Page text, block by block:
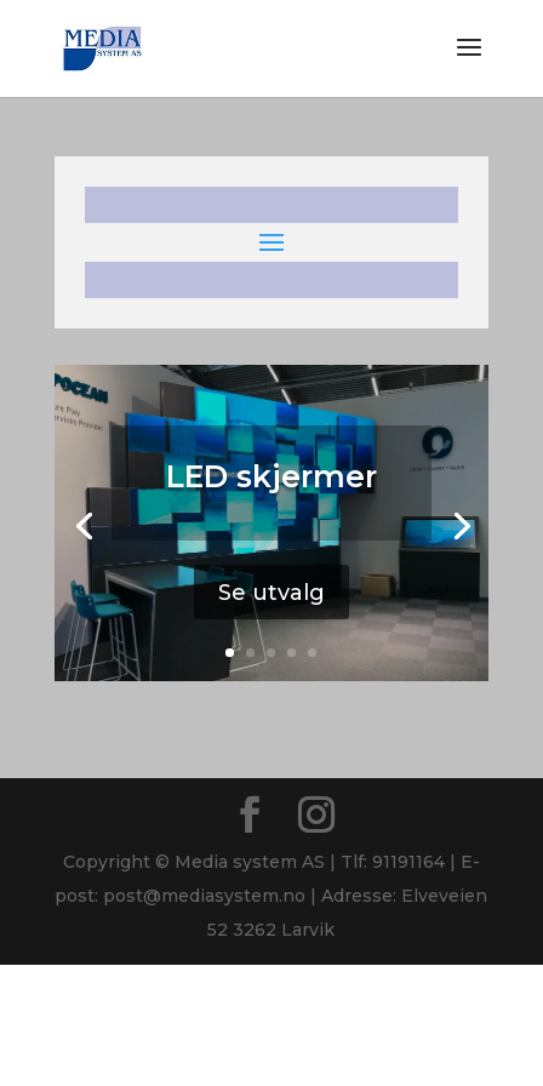
LED skjermer
Se utvalg
Copyright © Media system AS | Tlf: 91191164 | E-
post: post@mediasystem.no | Adresse: Elveveien
52 3262 Larvik